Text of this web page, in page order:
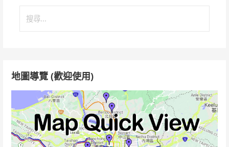
地圖導覽 (歡迎使用)